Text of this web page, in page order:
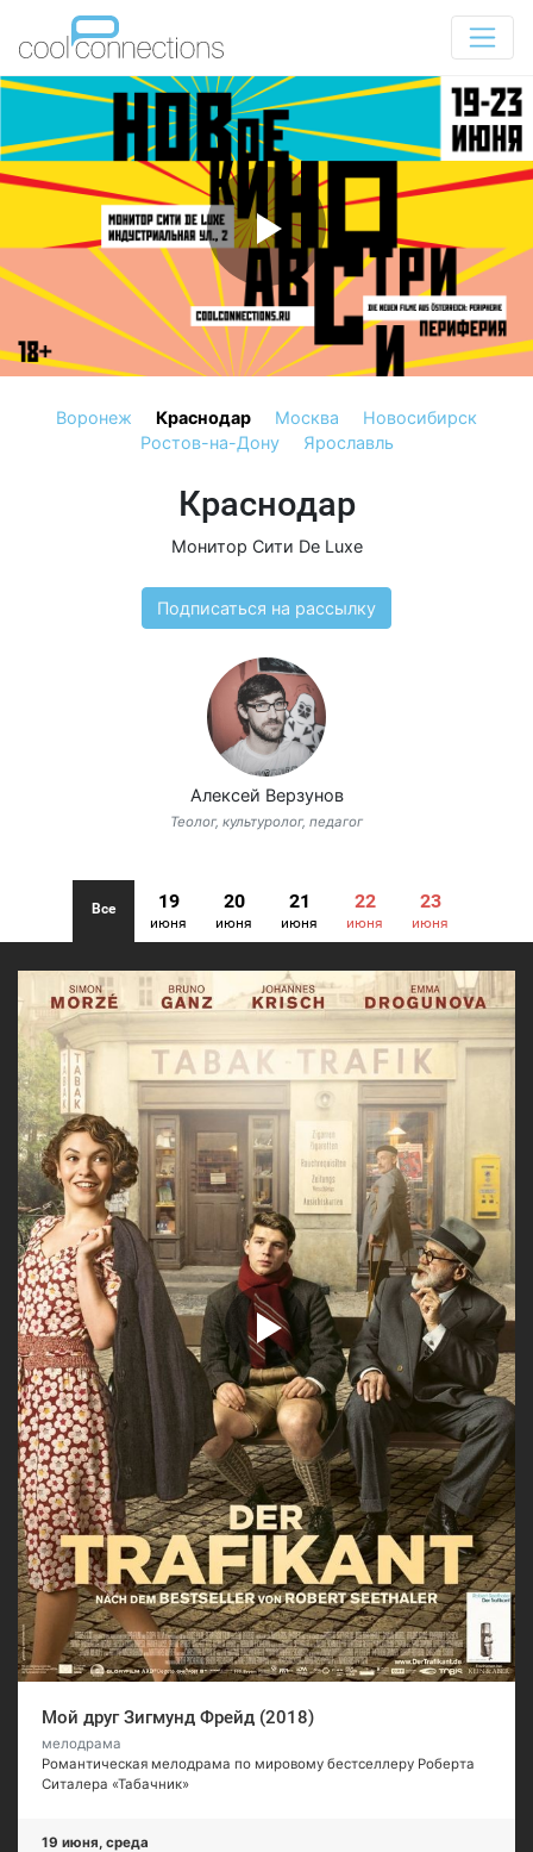
Воронеж Краснодар Москва
Новосибирск
Ростов-на-Дону
Ярославль
Краснодар
Монитор Сити De Luxe
Подписаться на рассылку
Алексей Верзунов
Теолог, культуролог, педагог
Все 19
июня
20
июня
21
июня
22
июня
23
июня
Мой друг Зигмунд Фрейд (2018)
мелодрама
Романтическая мелодрама по мировому бестселлеру Роберта
Ситалера «Табачник»
19 июня, среда